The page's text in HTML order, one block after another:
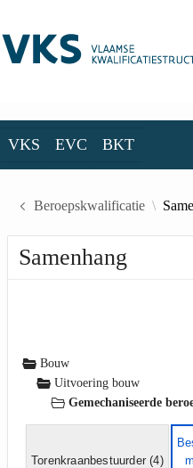
VKS EVC BKT
Beroepskwalificatie
Samenhang
Bouw
Uitvoering bouw
Gemechaniseerde
Torenkraanbestuurder (4)